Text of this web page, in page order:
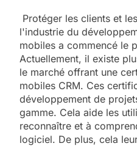
Protéger les clients et
l'industrie du
mobiles a commencé le
Actuellement, il existe
le marché offrant une
mobiles CRM. Ces
développement de
gamme. Cela aide les
reconnaître et à
logiciel. De plus, cela